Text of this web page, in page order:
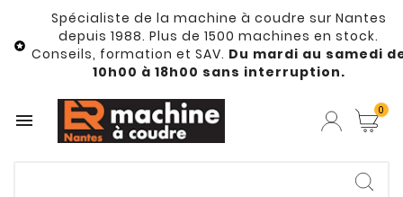

Spécialiste de la machine à coudre sur Nantes
depuis 1988. Plus de 1500 machines en stock.
Conseils, formation et SAV. Du mardi au samedi
10h00 à 18h00 sans interruption.
 0